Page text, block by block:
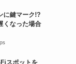
に鍵マーク!?
くなった場合
スポットを